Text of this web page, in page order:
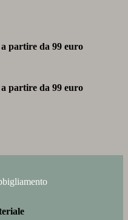
partire da 99 euro
partire da 99 euro